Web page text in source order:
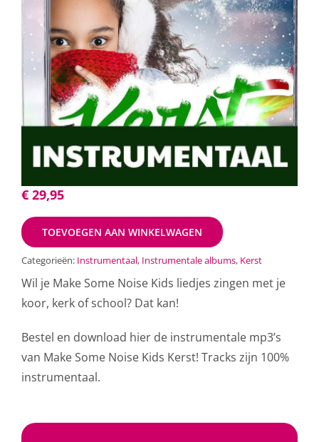
€29,95
TOEVOEGEN AAN WINKELWAGEN
Categorieën: Instrumentaal, Instrumentale albums, Kerst
Wil je Make Some Noise Kids liedjes zingen met je
koor, kerk of school? Dat kan!
Bestel en download hier de instrumentale mp3’s
van Make Some Noise Kids Kerst! Tracks zijn 100%
instrumentaal.